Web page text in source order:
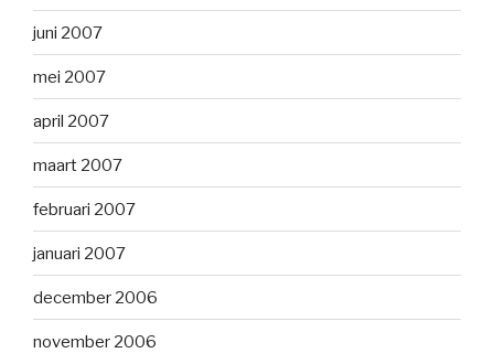
juni 2007
mei 2007
april 2007
maart 2007
februari 2007
januari 2007
december 2006
november 2006